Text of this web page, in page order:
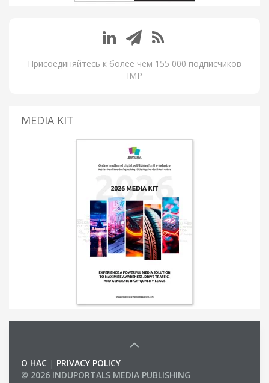
Присоединяйтесь к более чем 155 000 подписчиков
IMP
MEDIA KIT
О НАС | PRIVACY POLICY
© 2026 INDUPORTALS MEDIA PUBLISHING